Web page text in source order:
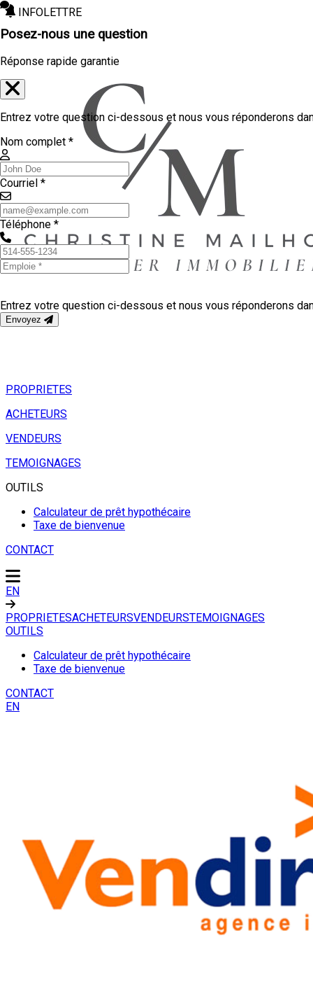
INFOLETTRE
PROPRIETES
ACHETEURS
VENDEURS
TEMOIGNAGES
OUTILS
Calculateur de prêt hypothécaire
Taxe de bienvenue
CONTACT
EN
PROPRIETESACHETEURSVENDEURSTEMOIGNAGES
OUTILS
Calculateur de prêt hypothécaire
Taxe de bienvenue
CONTACT
EN
Posez-nous une question
Réponse rapide garantie
Entrez votre question ci-dessous et nous vous réponderons
Nom complet *
Courriel *
Téléphone *
Entrez votre question ci-dessous et nous vous réponderons
Envoyez